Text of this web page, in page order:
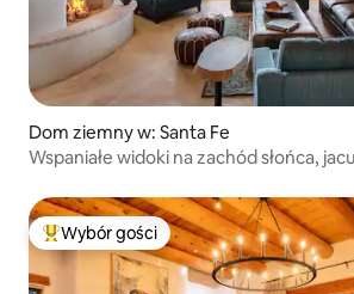
Dom ziemny w: Santa Fe
Wspaniałe widoki na zachód słońca,
Najpopularniejsze z kategorii Wybór
Wybór gości